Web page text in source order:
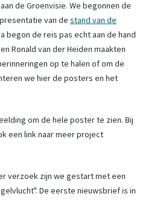
de Groenvisie. We begonnen de
van de stand van de
begon de reis pas echt aan de hand
Ronald van der Heiden maakten
op te halen of om de
we hier de posters en het
om de hele poster te zien. Bij
een link naar meer project
verzoek zijn we gestart met een
De eerste nieuwsbrief is in